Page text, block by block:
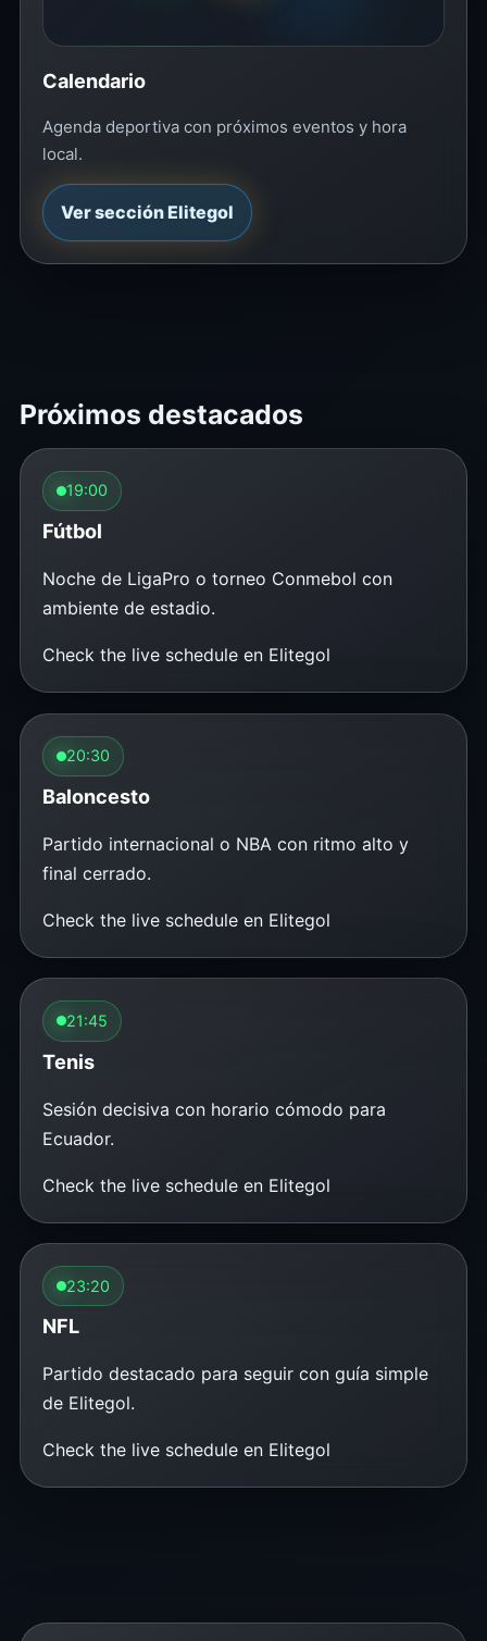
Calendario
Agenda deportiva con próximos eventos y hora
local.
Ver sección Elitegol
Próximos destacados
19:00
Fútbol
Noche de LigaPro o torneo Conmebol con
ambiente de estadio.
Check the live schedule en Elitegol
20:30
Baloncesto
Partido internacional o NBA con ritmo alto y
final cerrado.
Check the live schedule en Elitegol
21:45
Tenis
Sesión decisiva con horario cómodo para
Ecuador.
Check the live schedule en Elitegol
23:20
NFL
Partido destacado para seguir con guía simple
de Elitegol.
Check the live schedule en Elitegol